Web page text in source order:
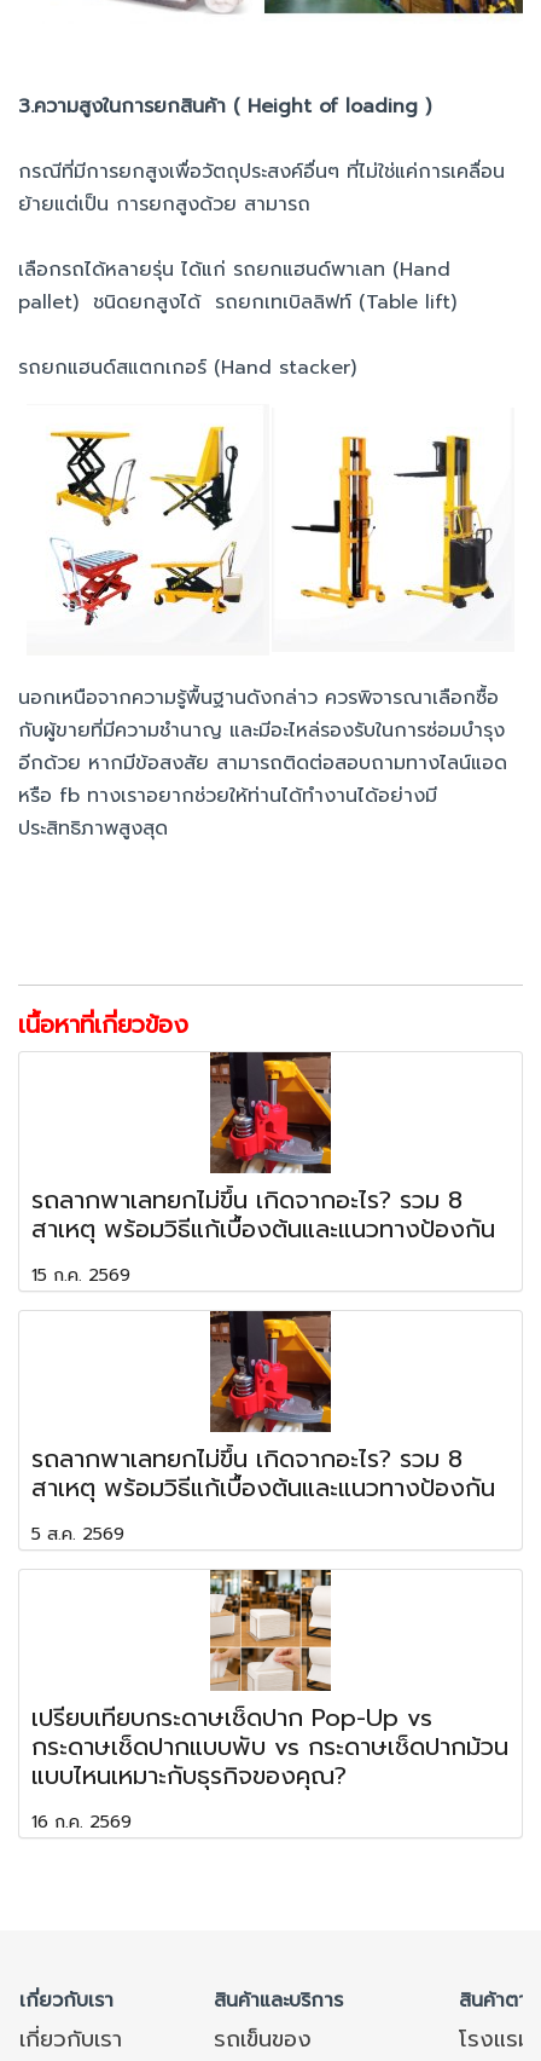
3.ความสูงในการยกสินค้า ( Height of loading )
กรณีที่มีการยกสูงเพื่อวัตถุประสงค์อื่นๆ ที่ไม่ใช่แค่การเคลื่อน
ย้ายแต่เป็น การยกสูงด้วย สามารถ
เลือกรถได้หลายรุ่น ได้แก่ รถยกแฮนด์พาเลท (Hand
pallet) ชนิดยกสูงได้ รถยกเทเบิลลิฟท์ (Table lift)
รถยกแฮนด์สแตกเกอร์ (Hand stacker)
นอกเหนือจากความรู้พื้นฐานดังกล่าว ควรพิจารณาเลือกซื้อ
กับผู้ขายที่มีความชำนาญ และมีอะไหล่รองรับในการซ่อมบำรุง
อีกด้วย หากมีข้อสงสัย สามารถติดต่อสอบถามทางไลน์แอด
หรือ fb ทางเราอยากช่วยให้ท่านได้ทำงานได้อย่างมี
ประสิทธิภาพสูงสุด
เนื้อหาที่เกี่ยวข้อง
รถลากพาเลทยกไม่ขึ้น เกิดจากอะไร? รวม 8
สาเหตุ พร้อมวิธีแก้เบื้องต้นและแนวทางป้องกัน
15 ก.ค. 2569
รถลากพาเลทยกไม่ขึ้น เกิดจากอะไร? รวม 8
สาเหตุ พร้อมวิธีแก้เบื้องต้นและแนวทางป้องกัน
5 ส.ค. 2569
เปรียบเทียบกระดาษเช็ดปาก Pop-Up vs
กระดาษเช็ดปากแบบพับ vs กระดาษเช็ดปากม้วน
แบบไหนเหมาะกับธุรกิจของคุณ?
16 ก.ค. 2569
เกี่ยวกับเรา สินค้าและบริการ สินค้าตา
เกี่ยวกับเรา รถเข็นของ
โรงแร